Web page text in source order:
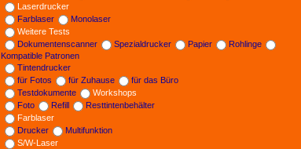
Laserdrucker
Farblaser
Monolaser
Weitere Tests
Dokumentenscanner
Spezialdrucker Papier
Rohlinge
Kompatible Patronen
Tintendrucker
für Fotos
für Zuhause
für das Büro
Testdokumente
Workshops
Foto
Refill
Resttintenbehälter
Farblaser
Drucker
Multifunktion
S/W-Laser